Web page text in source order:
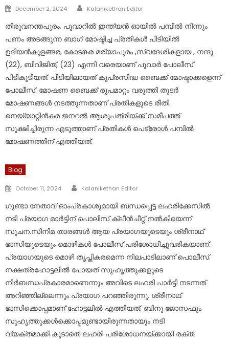
Posted
December 2, 2024 Author
Kalanikethan Editor
തിരുവനന്തപുരം. പൂവാറിൽ ഇന്ത്യൻ ഓയിൽ പമ്പിൽ നിന്നും
പണം അടങ്ങുന്ന ബാഗ് മോഷ്ടിച്ച പ്രതികൾ പിടിയിൽ
ഉദിയൻകുളങ്ങര, കോടങ്കര മര്യാപുരം ,സ്വദേശികളായ , നന്ദു
(22), ബിവിജിത്, (23) എന്നി വരെയാണ് പൂവാർ പോലീസ്
പിടികൂടിയത്. പിടിയിലായത് കുപ്രസിദ്ധ ബൈക്ക് മോഷ്ടാക്കളെന്ന്
പോലീസ്. മോഷണ ബൈക്ക് രൂപമാറ്റം വരുത്തി തുടർ
മോഷണങ്ങൾ നടത്തുന്നതാണ് പ്രതികളുടെ രീതി.
നെയ്യാറ്റിൻകര ജനറൽ ആശുപത്രിയ്ക്ക് സമീപത്ത്
സൂക്ഷിച്ചിരുന്ന എടുത്താണ് പ്രതികൾ പെട്രോൾ പമ്പിൽ
മോഷണത്തിന് എത്തിയത്.
Blog
Posted
October 11, 2024 Author
Kalanikethan Editor
​ഗുണ്ടാ നേതാവ് ഓംപ്രകാശുമായി ബന്ധപ്പെട്ട ലഹരിക്കേസിൽ
നടി പ്രയാഗ മാർട്ടിന് പൊലീസ് ക്ലീൻചീറ്റ് നൽകിയെന്ന്
സൂചന.സിനിമ താരങ്ങൾ ആയ പ്രയാഗയുടെയും ശ്രീനാഥ്
ഭാസിയുടെയും മൊഴികൾ പോലീസ് പരിശോധിച്ചുവരികയാണ്.
പ്രയാ​ഗയുടെ മൊഴി തൃപ്തികരമെന്ന നിലപാടിലാണ് പൊലീസ്.
നക്ഷത്രഹോട്ടലിൽ പോയത് സുഹൃത്തുക്കളുടെ
നിർബന്ധപ്രകാരമാണെന്നും അവിടെ ലഹരി പാർട്ടി നടന്നത്
അറിഞ്ഞില്ലെന്നും പ്രയാ​ഗ പറഞ്ഞിരുന്നു. ശ്രീനാഥ്
ഭാസിക്കൊപ്പമാണ് ഹോട്ടലിൽ എത്തിയത്. ബിനു ജോസഫും
സുഹൃത്തുക്കൾക്കൊപ്പമുണ്ടായിരുന്നതായും നടി
വ്യക്തമാക്കി.കൂടാതെ ലഹരി പരിശോധനയ്ക്കായി രക്ത